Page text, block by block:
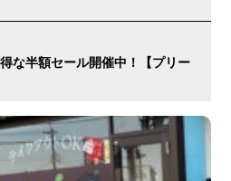
な半額セール開催中！【プリー